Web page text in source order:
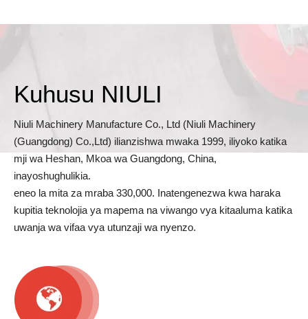
Kuhusu NIULI
Niuli Machinery Manufacture Co., Ltd (Niuli Machinery
(Guangdong) Co.,Ltd) ilianzishwa mwaka 1999, iliyoko katika
mji wa Heshan, Mkoa wa Guangdong, China,
inayoshughulikia.
eneo la mita za mraba 330,000. Inatengenezwa kwa haraka
kupitia teknolojia ya mapema na viwango vya kitaaluma katika
uwanja wa vifaa vya utunzaji wa nyenzo.